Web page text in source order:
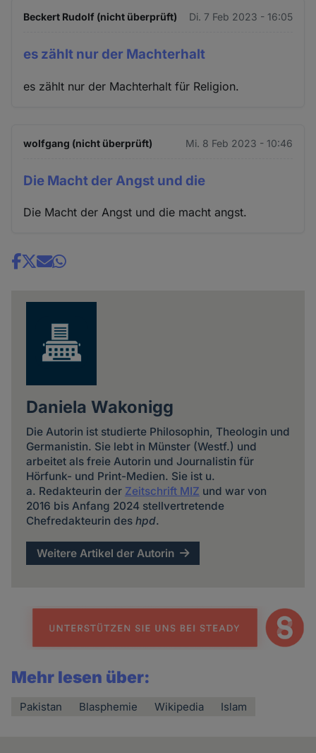
Beckert Rudolf (nicht überprüft) Di. 7 Feb 2023 - 16:05
es zählt nur der Machterhalt
es zählt nur der Machterhalt für Religion.
wolfgang (nicht überprüft) Mi. 8 Feb 2023 - 10:46
Die Macht der Angst und die
Die Macht der Angst und die macht angst.
Share
Daniela Wakonigg
Die Autorin ist studierte Philosophin, Theologin und
Germanistin. Sie lebt in Münster (Westf.) und
arbeitet als freie Autorin und Journalistin für
Hörfunk- und Print-Medien. Sie ist u.
a. Redakteurin der Zeitschrift MIZ und war von
2016 bis Anfang 2024 stellvertretende
Chefredakteurin des hpd.
Weitere Artikel der Autorin
Mehr lesen über:
Pakistan Blasphemie Wikipedia Islam